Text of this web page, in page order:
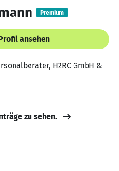
Premium
ansehen
H2RC GmbH &
zu sehen.